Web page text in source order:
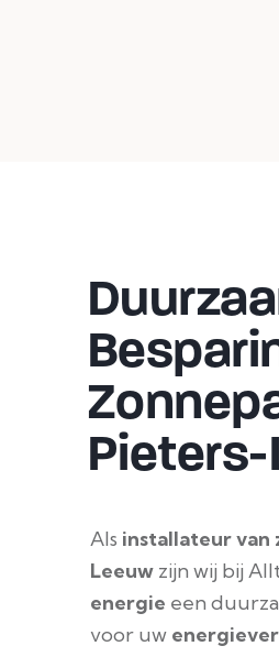
Als installateur van
Leeuwzijn wij bij
energie een
voor uw